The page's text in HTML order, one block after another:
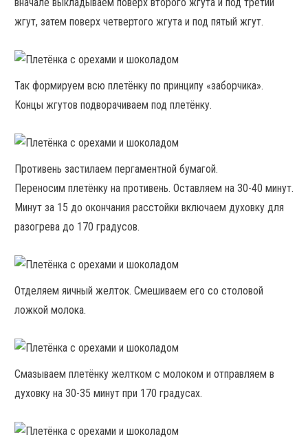
жгут, затем поверх четвертого жгута и под пятый жгут.
Так формируем всю плетёнку по принципу «заборчика».
Концы жгутов подворачиваем под плетёнку.
Противень застилаем пергаментной бумагой.
Переносим плетёнку на противень. Оставляем на 30-40 минут.
Минут за 15 до окончания расстойки включаем духовку для
разогрева до 170 градусов.
Отделяем яичный желток. Смешиваем его со столовой
ложкой молока.
Смазываем плетёнку желтком с молоком и отправляем в
духовку на 30-35 минут при 170 градусах.